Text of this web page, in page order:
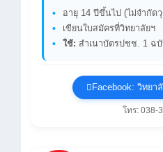
อายุ 14 ปีขึ้นไป (ไม่จำกัด
เขียนใบสมัครที่วิทยาลัยฯ
ใช้: สำเนาบัตรปชช. 1 ฉ
Facebook: วิทยา
โทร: 038-